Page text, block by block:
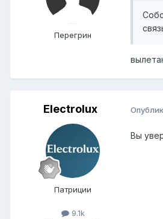
Перегрин
Electrolux
Патриции
9.1k
Вы